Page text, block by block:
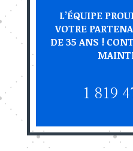
L’ÉQUIPE
VOTRE
DE 35 ANS !
1 819